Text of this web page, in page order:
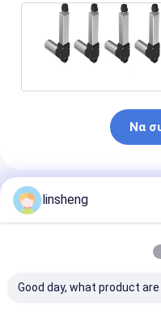
Να
Συνιστώμενα
linsheng
Good day, what product